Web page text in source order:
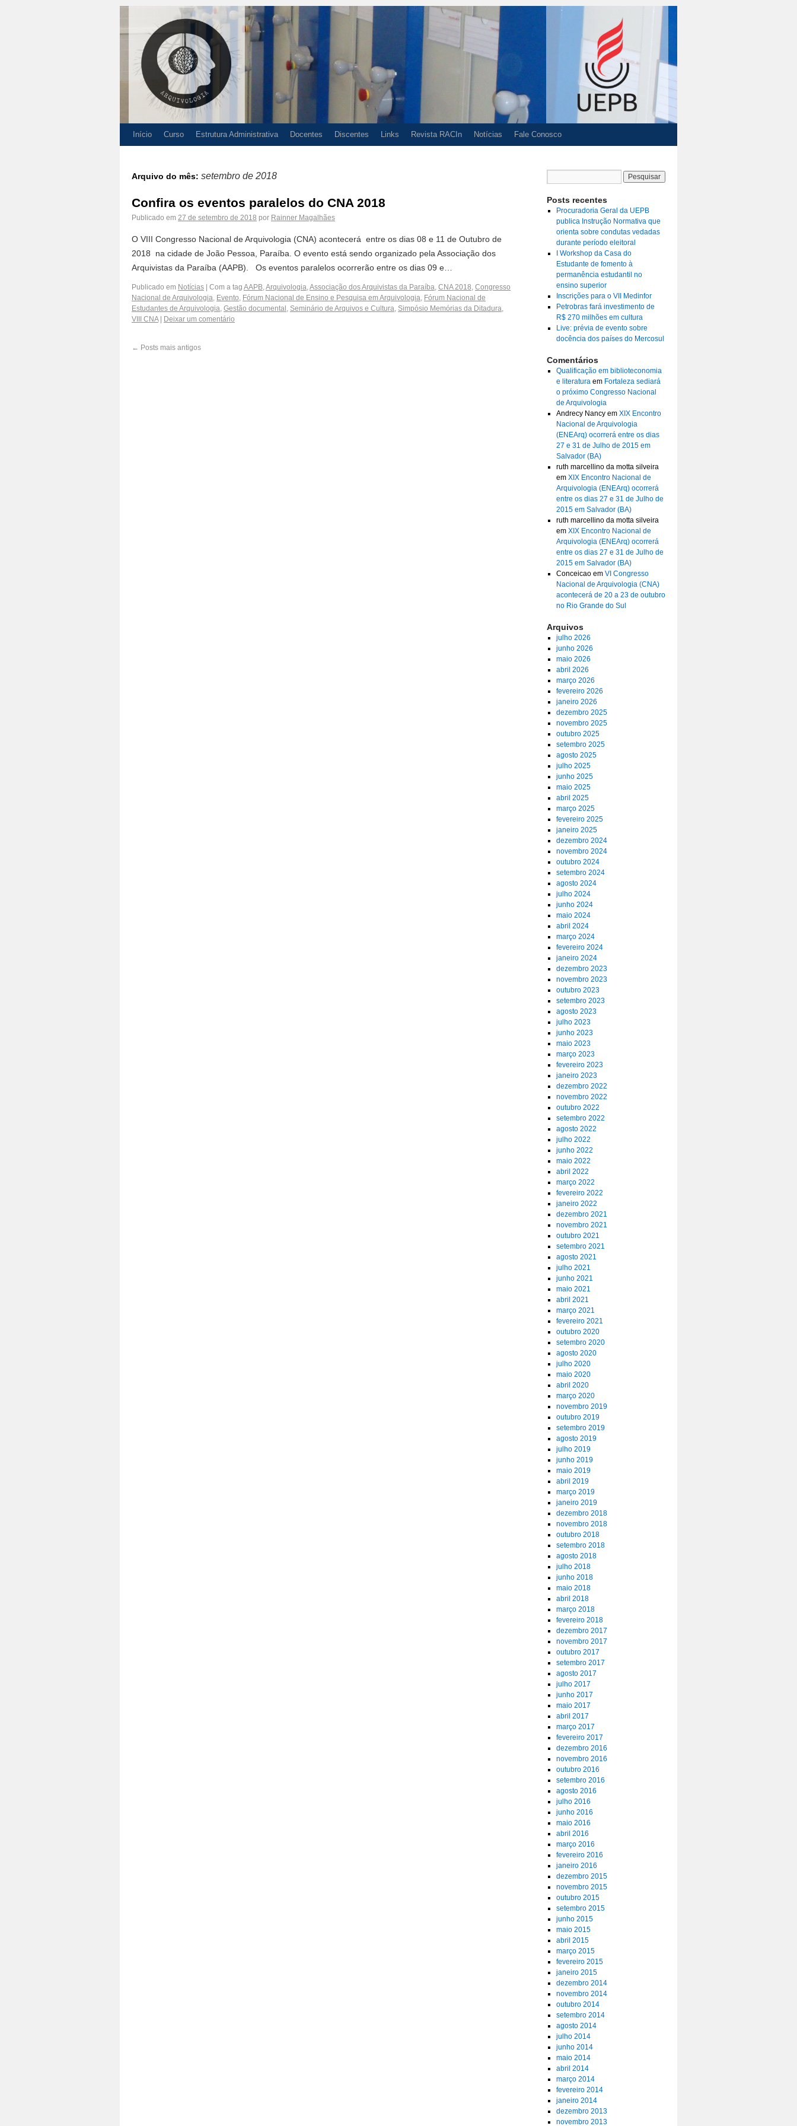
Início Curso Estrutura Administrativa Docentes Discentes Links Revista RACIn Notícias Fale Conosco
Arquivo do mês: setembro de 2018
Confira os eventos paralelos do CNA 2018
Publicado em 27 de setembro de 2018 por Rainner Magalhães
O VIII Congresso Nacional de Arquivologia (CNA) acontecerá entre os dias 08 e 11 de Outubro de
2018 na cidade de João Pessoa, Paraíba. O evento está sendo organizado pela Associação dos
Arquivistas da Paraíba (AAPB). Os eventos paralelos ocorrerão entre os dias 09 e…
Publicado em Notícias Com a tag AAPB,Arquivologia,Associação dos Arquivistas da Paraíba, CNA 2018, Congresso
Nacional de Arquivologia, Evento, Fórum Nacional de Ensino e Pesquisa em Arquivologia, Fórum Nacional de
Estudantes de Arquivologia, Gestão documental , Seminário de Arquivos e Cultura, Simpósio Memórias da Ditadura,
VIII CNA
Deixar um comentário
← Posts mais antigos
Posts recentes
Procuradoria Geral da UEPB
publica Instrução Normativa que
orienta sobre condutas vedadas
durante período eleitoral
I Workshop da Casa do
Estudante de fomento à
permanência estudantil no
ensino superior
Inscrições para o VII Medinfor
Petrobras fará investimento de
R$ 270 milhões em cultura
Live: prévia de evento sobre
docência dos países do Mercosul
Comentários
Qualificação em biblioteconomia
e literaturaem Fortaleza sediará
o próximo Congresso Nacional
de Arquivologia
Andrecy Nancyem XIX Encontro
Nacional de Arquivologia
(ENEArq) ocorrerá entre os dias
27 e 31 de Julho de 2015 em
Salvador (BA)
ruth marcellino da motta silveira
em XIX Encontro Nacional de
Arquivologia (ENEArq) ocorrerá
entre os dias 27 e 31 de Julho de
2015 em Salvador (BA)
ruth marcellino da motta silveira
em XIX Encontro Nacional de
Arquivologia (ENEArq) ocorrerá
entre os dias 27 e 31 de Julho de
2015 em Salvador (BA)
Conceicaoem VI Congresso
Nacional de Arquivologia (CNA)
acontecerá de 20 a 23 de outubro
no Rio Grande do Sul
Arquivos
julho 2026
junho 2026
maio 2026
abril 2026
março 2026
fevereiro 2026
janeiro 2026
dezembro 2025
novembro 2025
outubro 2025
setembro 2025
agosto 2025
julho 2025
junho 2025
maio 2025
abril 2025
março 2025
fevereiro 2025
janeiro 2025
dezembro 2024
novembro 2024
outubro 2024
setembro 2024
agosto 2024
julho 2024
junho 2024
maio 2024
abril 2024
março 2024
fevereiro 2024
janeiro 2024
dezembro 2023
novembro 2023
outubro 2023
setembro 2023
agosto 2023
julho 2023
junho 2023
maio 2023
março 2023
fevereiro 2023
janeiro 2023
dezembro 2022
novembro 2022
outubro 2022
setembro 2022
agosto 2022
julho 2022
junho 2022
maio 2022
abril 2022
março 2022
fevereiro 2022
janeiro 2022
dezembro 2021
novembro 2021
outubro 2021
setembro 2021
agosto 2021
julho 2021
junho 2021
maio 2021
abril 2021
março 2021
fevereiro 2021
outubro 2020
setembro 2020
agosto 2020
julho 2020
maio 2020
abril 2020
março 2020
novembro 2019
outubro 2019
setembro 2019
agosto 2019
julho 2019
junho 2019
maio 2019
abril 2019
março 2019
janeiro 2019
dezembro 2018
novembro 2018
outubro 2018
setembro 2018
agosto 2018
julho 2018
junho 2018
maio 2018
abril 2018
março 2018
fevereiro 2018
dezembro 2017
novembro 2017
outubro 2017
setembro 2017
agosto 2017
julho 2017
junho 2017
maio 2017
abril 2017
março 2017
fevereiro 2017
dezembro 2016
novembro 2016
outubro 2016
setembro 2016
agosto 2016
julho 2016
junho 2016
maio 2016
abril 2016
março 2016
fevereiro 2016
janeiro 2016
dezembro 2015
novembro 2015
outubro 2015
setembro 2015
junho 2015
maio 2015
abril 2015
março 2015
fevereiro 2015
janeiro 2015
dezembro 2014
novembro 2014
outubro 2014
setembro 2014
agosto 2014
julho 2014
junho 2014
maio 2014
abril 2014
março 2014
fevereiro 2014
janeiro 2014
dezembro 2013
novembro 2013